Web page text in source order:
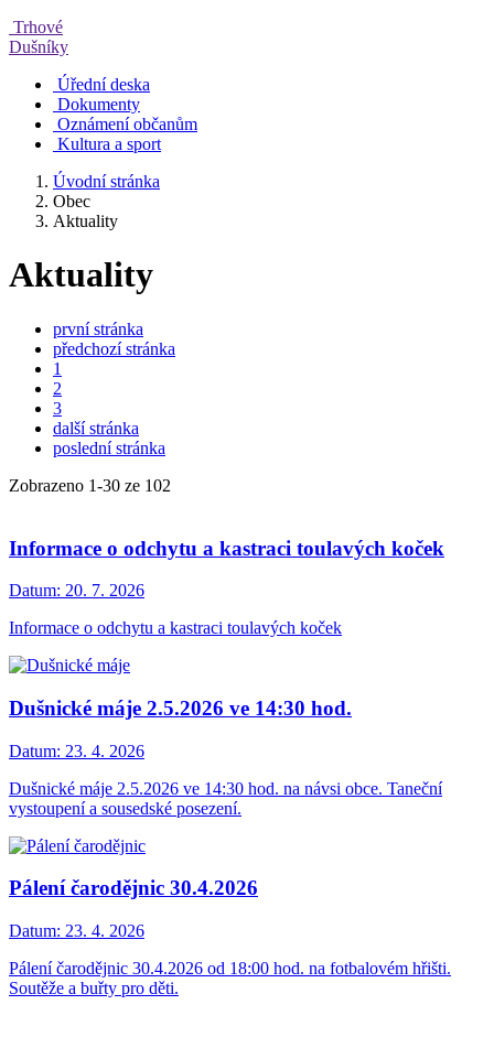
Trhové
Dušníky
Úřední deska
Dokumenty
Oznámení občanům
Kultura a sport
Úvodní stránka
Obec
Aktuality
Aktuality
první stránka
předchozí stránka
1
2
3
další stránka
poslední stránka
Zobrazeno 1-30 ze 102
Informace o odchytu a kastraci toulavých koček
Datum: 20. 7. 2026
Informace o odchytu a kastraci toulavých koček
Dušnické máje 2.5.2026 ve 14:30 hod.
Datum: 23. 4. 2026
Dušnické máje 2.5.2026 ve 14:30 hod. na návsi obce. Taneční
vystoupení a sousedské posezení.
Pálení čarodějnic 30.4.2026
Datum: 23. 4. 2026
Pálení čarodějnic 30.4.2026 od 18:00 hod. na fotbalovém hřišti.
Soutěže a buřty pro děti.